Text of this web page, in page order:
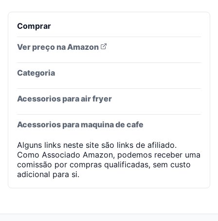
Comprar
Ver preço na Amazon
Categoria
Acessorios para air fryer
Acessorios para maquina de cafe
Alguns links neste site são links de afiliado.
Como Associado Amazon, podemos receber uma
comissão por compras qualificadas, sem custo
adicional para si.